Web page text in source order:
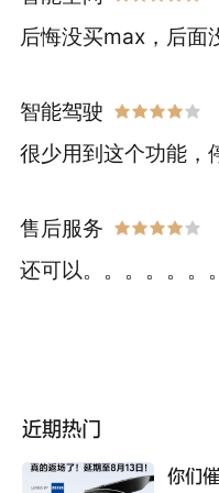
后悔没买max，后面
智能驾驶
很少用到这个功能，
售后服务
还可以。。。。。。
近期热门
你们